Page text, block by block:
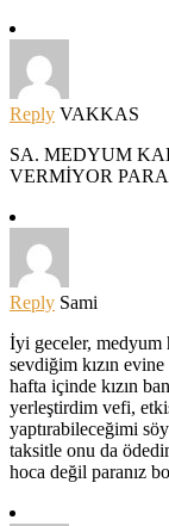
Reply VAKKAS
SA. MEDYUM
VERMİYOR
Reply Sami
İyi geceler, medyum
sevdiğim kızın
hafta içinde kızın
yerleştirdim vefi,
yaptırabileceğimi
taksitle onu da
hoca değil paranız